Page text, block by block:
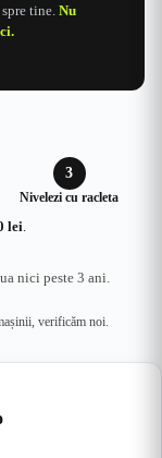
tine. Nu
3
Nivelezi cu racleta
lei
nici peste 3 ani.
verificăm noi.